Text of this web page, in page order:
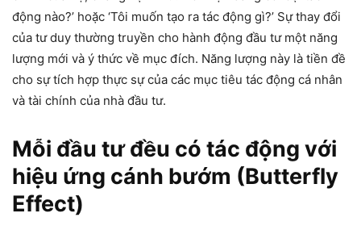
động nào?’ hoặc ‘Tôi muốn tạo ra tác động gì?’ Sự thay đổi
của tư duy thường truyền cho hành động đầu tư một năng
lượng mới và ý thức về mục đích. Năng lượng này là tiền đề
cho sự tích hợp thực sự của các mục tiêu tác động cá nhân
và tài chính của nhà đầu tư.
Mỗi đầu tư đều có tác động với
hiệu ứng cánh bướm (Butterfly
Effect)